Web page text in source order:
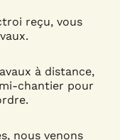
reçu, vous
à distance,
chantier pour
nous venons